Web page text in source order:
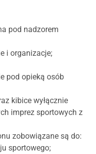
pod nadzorem
i organizacje;
pod opieką osób
kibice wyłącznie
imprez sportowych z
zobowiązane są do:
sportowego;